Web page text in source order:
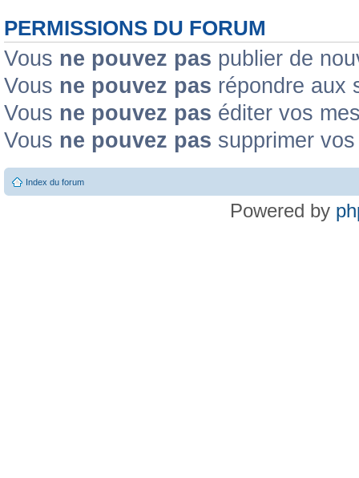
PERMISSIONS DU FORUM
Vous ne pouvez pas publier de
Vous ne pouvez pas répondre aux
Vous ne pouvez pas éditer vos
Vous ne pouvez pas supprimer
Index du forum
Powered by